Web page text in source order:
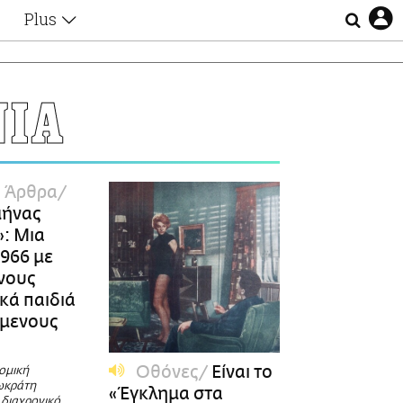
Plus
Αφιερώματα
Ζώδια
Οι Αθηναίοι
Απώλειες
Lgbtqi+
Επιλογές
Άρθρα
Μια
με
παιδιά
Οθόνες
Είναι το
«Έγκλημα στα